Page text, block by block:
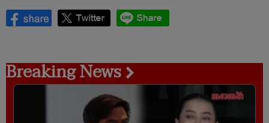
Breaking News